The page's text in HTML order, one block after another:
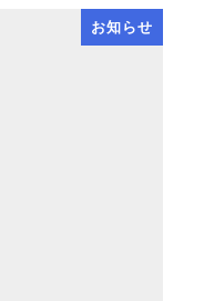
お知らせ